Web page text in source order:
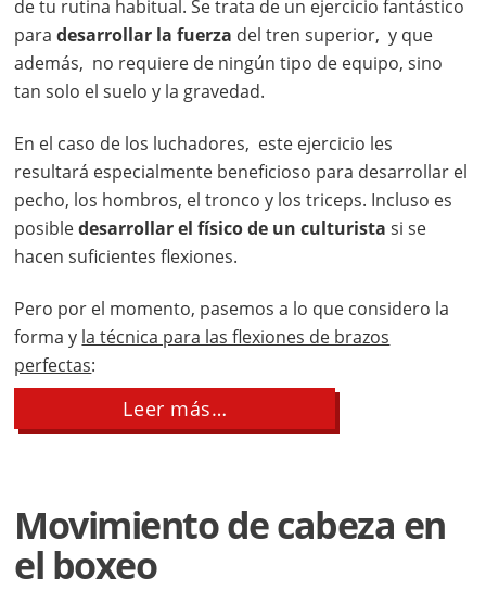
de tu rutina habitual. Se trata de un ejercicio fantástico
paradesarrollar la fuerza del tren superior, y que
además, no requiere de ningún tipo de equipo, sino
tan solo el suelo y la gravedad.
En el caso de los luchadores, este ejercicio les
resultará especialmente beneficioso para desarrollar el
pecho, los hombros, el tronco y los triceps. Incluso es
posibledesarrollar el físico de un culturista si se
hacen suficientes flexiones.
Pero por el momento, pasemos a lo que considero la
forma y la técnica para las flexiones de brazos
perfectas:
Leer más…
Técnica
Movimiento de cabeza en
el boxeo